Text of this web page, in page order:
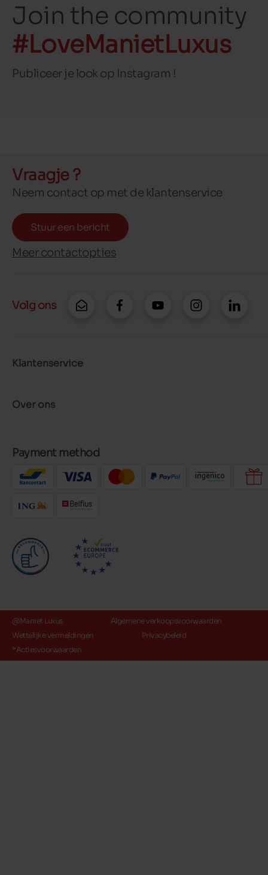
Join the community
#LoveManietLuxus
Publiceer je look op Instagram !
Vraagje ?
Neem contact op met de klantenservice
Stuur een bericht
Meer contactopties
Volg ons
Klantenservice
Over ons
Payment method
@Maniet Luxus
Algemene verkoopsvoorwaarden
Wettelijke vermeldingen
Privacybeleid
*Actiesvoorwaarden